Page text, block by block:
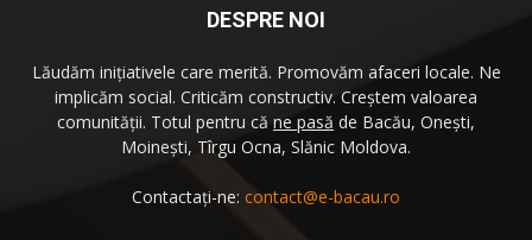
DESPRE NOI
Lăudăm iniţiativele care merită. Promovăm afaceri locale. Ne
implicăm social. Criticăm constructiv. Creştem valoarea
comunităţii. Totul pentru că ne pasă de Bacău, Oneşti,
Moineşti, Tîrgu Ocna, Slănic Moldova.
Contactați-ne: contact@e-bacau.ro